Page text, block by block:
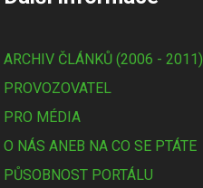
ARCHIV ČLÁNKŮ (2006 - 2011)
PROVOZOVATEL
PRO MÉDIA
O NÁS ANEB NA CO SE PTÁTE
PŮSOBNOST PORTÁLU